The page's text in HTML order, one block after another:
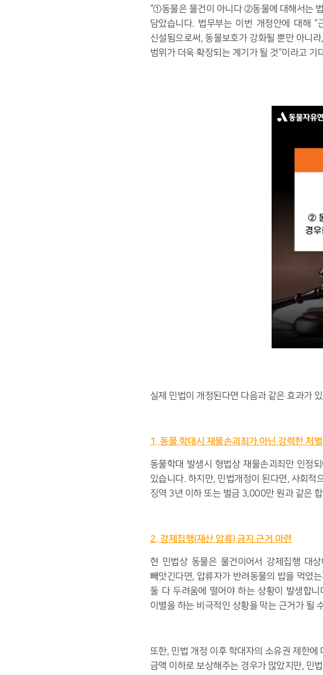
“①동물은 물건이 아니다②동물에 대해서는
담았습니다. 법무부는 이번 개정안에 대해 “
신설됨으로써 ,동물보호가 강화될 뿐만 아니라,
범위가 더욱 확장되는 계기가 될 것”이라고 기
실제 민법이 개정된다면 다음과 같은 효과가
1.동물 학대시 재물손괴죄가 아닌 강력한 처
동물학대 발생시 형법상 재물손괴죄만 인정
있습니다. 하지만, 민법개정이 된다면, 사회적
징역 3년 이하 또는 벌금 3,000만 원과 같은
2. 강제집행(재산 압류)금지 근거 마련
현 민법상 동물은 물건이어서 강제집행 대
빼앗긴다면, 압류자가 반려동물의 밥을 먹였는
둘 다 두려움에 떨어야 하는 상황이 발생합니
이별을 하는 비극적인 상황을 막는 근거가 될
또한, 민법 개정 이후 학대자의 소유권 제한에
금액 이하로 보상해주는 경우가 많았지만, 민